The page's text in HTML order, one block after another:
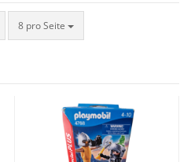
8 pro Seite